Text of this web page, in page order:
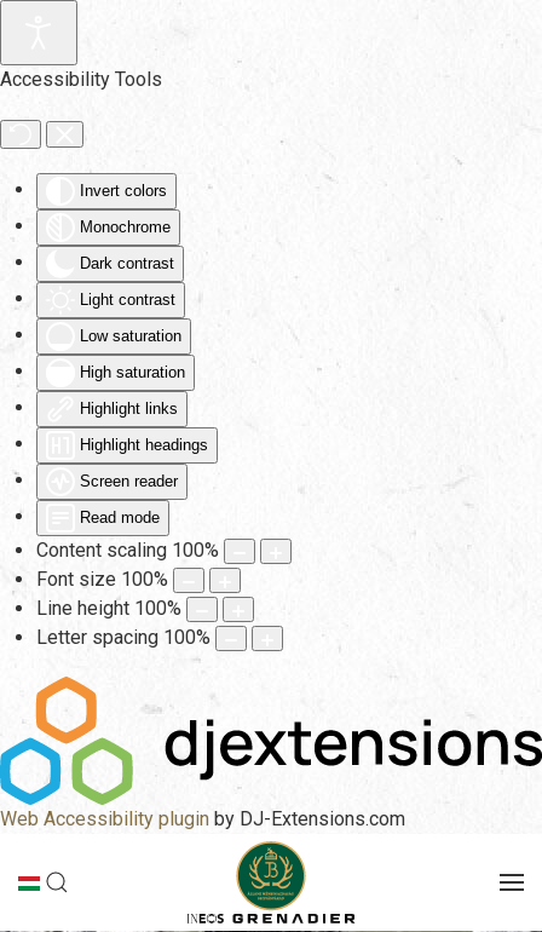
Accessibility Tools
Invert colors
Monochrome
Dark contrast
Light contrast
Low saturation
High saturation
Highlight links
Highlight headings
Screen reader
Read mode
Content scaling 100%
Font size 100%
Line height 100%
Letter spacing 100%
Web Accessibility plugin by DJ-Extensions.com
Skip to main content